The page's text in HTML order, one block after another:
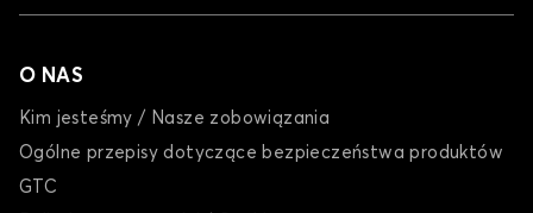
O NAS
Kim jesteśmy / Nasze zobowiązania
Ogólne przepisy dotyczące bezpieczeństwa produktów
GTC